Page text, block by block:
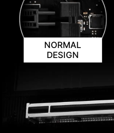
NORMAL
DESIGN
EZ
MSI主機板電路區域清楚
微星 EZ 天線，不需旋轉
一鍵CPU
AI